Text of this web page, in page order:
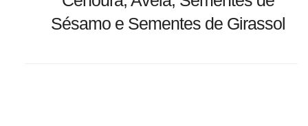
Sésamo e Sementes de Girassol